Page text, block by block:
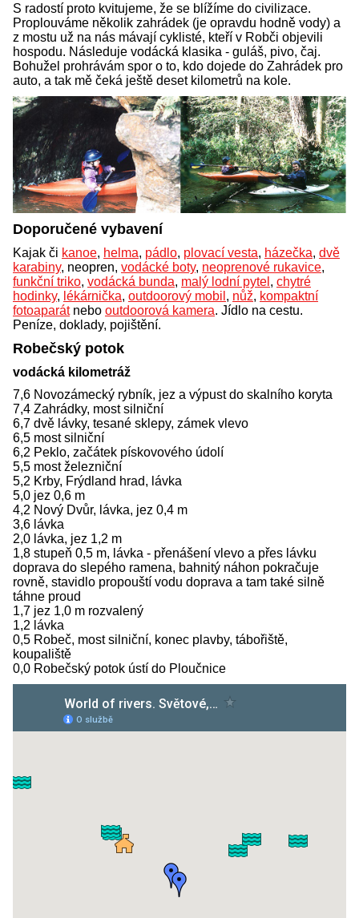
S radostí proto kvitujeme, že se blížíme do civilizace.
Proplouváme několik zahrádek (je opravdu hodně vody) a
z mostu už na nás mávají cyklisté, kteří v Robči objevili
hospodu. Následuje vodácká klasika - guláš, pivo, čaj.
Bohužel prohrávám spor o to, kdo dojede do Zahrádek pro
auto, a tak mě čeká ještě deset kilometrů na kole.
Doporučené vybavení
Kajak či kanoe, helma, pádlo, plovací vesta, házečka, dvě
karabiny, neopren, vodácké boty, neoprenové rukavice,
funkční triko, vodácká bunda, malý lodní pytel , chytré
hodinky, lékárnička, outdoorový mobil , nůž, kompaktní
fotoaparátnebo outdoorová kamera. Jídlo na cestu.
Peníze, doklady, pojištění.
Robečský potok
vodácká kilometráž
7,6 Novozámecký rybník, jez a výpust do skalního koryta
7,4 Zahrádky, most silniční
6,7 dvě lávky, tesané sklepy, zámek vlevo
6,5 most silniční
6,2 Peklo, začátek pískovového údolí
5,5 most železniční
5,2 Krby, Frýdland hrad, lávka
5,0 jez 0,6 m
4,2 Nový Dvůr, lávka, jez 0,4 m
3,6 lávka
2,0 lávka, jez 1,2 m
1,8 stupeň 0,5 m, lávka - přenášení vlevo a přes lávku
doprava do slepého ramena, bahnitý náhon pokračuje
rovně, stavidlo propouští vodu doprava a tam také silně
táhne proud
1,7 jez 1,0 m rozvalený
1,2 lávka
0,5 Robeč, most silniční, konec plavby, tábořiště,
koupaliště
0,0 Robečský potok ústí do Ploučnice